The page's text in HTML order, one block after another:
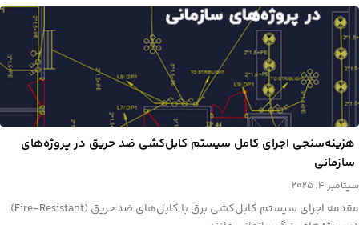
هزینه‌سنجی اجرای کامل سیستم کابل‌کشی ضد حریق در پروژه‌های
سازمانی
سپتامبر 4, 2025
مقدمه اجرای سیستم کابل‌کشی برق با کابل‌های ضد حریق (Fire-Resistant)